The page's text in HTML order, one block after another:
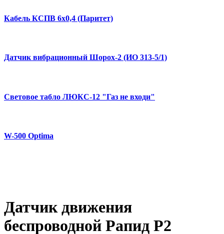
Кабель КСПВ 6х0,4 (Паритет)
Датчик вибрационный Шорох-2 (ИО 313-5/1)
Световое табло ЛЮКС-12 "Газ не входи"
W-500 Optima
Датчик движения
беспроводной Рапид Р2